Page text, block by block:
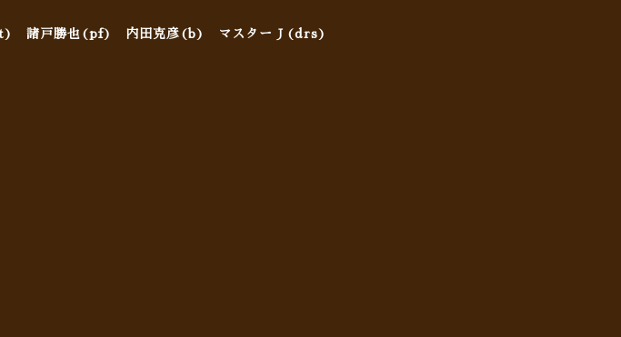
諸戸勝也(pf) 内田克彦(b) マスターＪ(drs)